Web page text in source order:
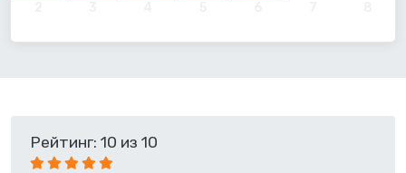
Рейтинг: 10 из 10